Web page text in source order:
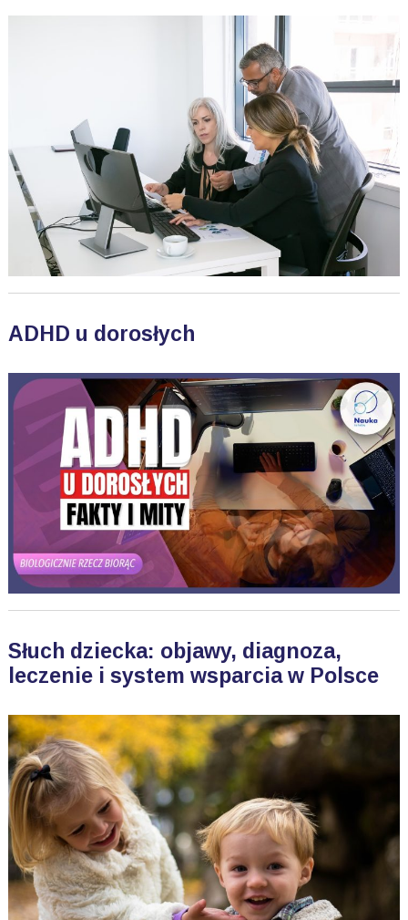
ADHD u dorosłych
Słuch dziecka: objawy, diagnoza,
leczenie i system wsparcia w Polsce